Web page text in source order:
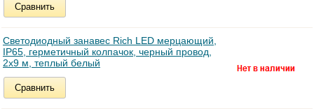
Сравнить
Светодиодный занавес Rich LED мерцающий,
IP65, герметичный колпачок, черный провод,
2х9 м, теплый белый
Сравнить